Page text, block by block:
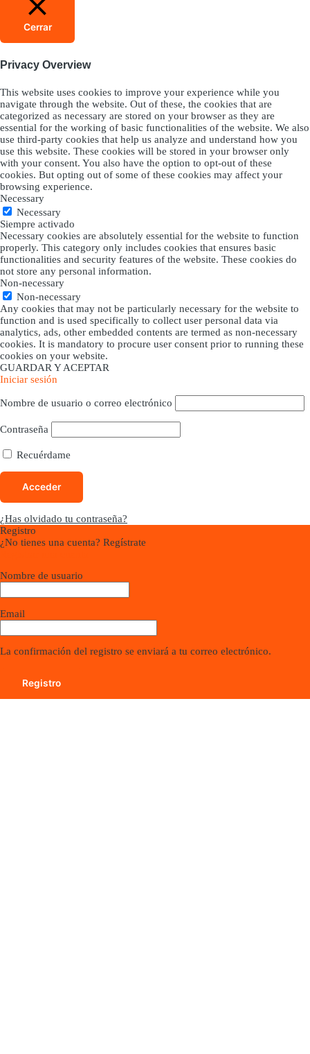
Cerrar
Privacy Overview
This website uses cookies to improve your experience while you
navigate through the website. Out of these, the cookies that are
categorized as necessary are stored on your browser as they are
essential for the working of basic functionalities of the website. We also
use third-party cookies that help us analyze and understand how you
use this website. These cookies will be stored in your browser only
with your consent. You also have the option to opt-out of these
cookies. But opting out of some of these cookies may affect your
browsing experience.
Necessary
Necessary
Siempre activado
Necessary cookies are absolutely essential for the website to function
properly. This category only includes cookies that ensures basic
functionalities and security features of the website. These cookies do
not store any personal information.
Non-necessary
Non-necessary
Any cookies that may not be particularly necessary for the website to
function and is used specifically to collect user personal data via
analytics, ads, other embedded contents are termed as non-necessary
cookies. It is mandatory to procure user consent prior to running these
cookies on your website.
GUARDAR Y ACEPTAR
Iniciar sesión
Nombre de usuario o correo electrónico
Contraseña
Recuérdame
¿Has olvidado tu contraseña?
Registro
¿No tienes una cuenta? Regístrate
Nombre de usuario
Email
La confirmación del registro se enviará a tu correo electrónico.